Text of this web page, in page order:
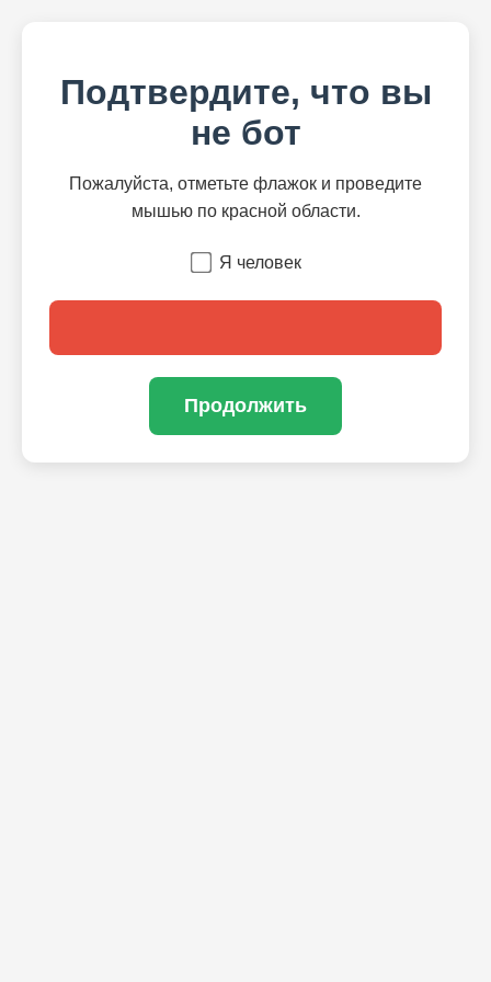
Подтвердите, что вы
не бот
Пожалуйста, отметьте флажок и проведите
мышью по красной области.
Я человек
Продолжить